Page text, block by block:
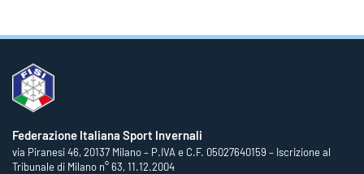
Federazione Italiana Sport Invernali
via Piranesi 46, 20137 Milano – P.IVA e C.F. 05027640159 – Iscrizione al
Tribunale di Milano n° 63, 11.12.2004